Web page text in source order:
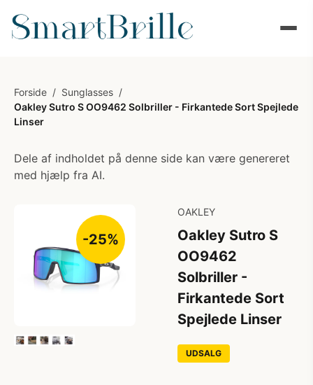
Forside / Sunglasses /
Oakley Sutro S OO9462 Solbriller - Firkantede Sort Spejlede
Linser
Dele af indholdet på denne side kan være genereret
med hjælp fra AI.
-25%
OAKLEY
Oakley Sutro S
OO9462
Solbriller -
Firkantede Sort
Spejlede Linser
UDSALG